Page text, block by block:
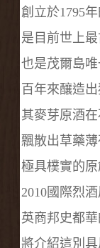
創立於1795
是目前世上最
也是茂爾島唯
百年來釀造
其麥芽原酒在
飄散出草藥
極具樸實的原
2010國際烈酒
英商邦史都
將介紹這別具